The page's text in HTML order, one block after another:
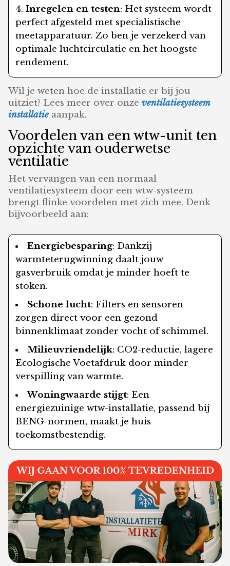
Inregelen en testen: Het systeem wordt
perfect afgesteld met specialistische
meetapparatuur. Zo ben je verzekerd van
optimale luchtcirculatie en het hoogste
rendement.
Wil je weten hoe de installatie er bij jou
uitziet? Lees meer over onzeventilatiesysteem
installatieaanpak.
Voordelen van een wtw-unit ten
opzichte van ouderwetse
ventilatie
Het vervangen van een normaal
ventilatiesysteem door een wtw-systeem
brengt flinke voordelen met zich mee. Denk
bijvoorbeeld aan:
Energiebesparing: Dankzij
warmteterugwinning daalt jouw
gasverbruik omdat je minder hoeft te
stoken.
Schone lucht: Filters en sensoren
zorgen direct voor een gezond
binnenklimaat zonder vocht of schimmel.
Milieuvriendelijk: CO2-reductie, lagere
Ecologische Voetafdruk door minder
verspilling van warmte.
Woningwaarde stijgt: Een
energiezuinige wtw-installatie, passend bij
BENG-normen, maakt je huis
toekomstbestendig.